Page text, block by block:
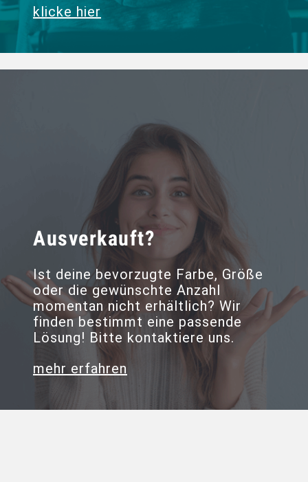
klicke hier
Ausverkauft?
Ist deine bevorzugte Farbe, Größe
oder die gewünschte Anzahl
momentan nicht erhältlich? Wir
finden bestimmt eine passende
Lösung! Bitte kontaktiere uns.
mehr erfahren